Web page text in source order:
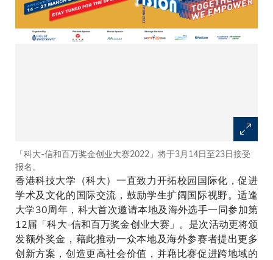
「科大-信和百万奖金创业大赛2022」将于3月14日至23日接受
报名。
香港科技大学（科大）一直致力开拓校园国际化，促进
学术及文化的国际交流，鼓励学生扩阔国际视野。适逢
大学30周年，科大首次邀请本地及海外选手一同参加第
12届「科大-信和百万奖金创业大赛」。是次活动更将颁
发额外奖金，藉此推动一众本地及海外参赛者提出更多
创新方案，创造更高社会价值，并藉比赛促进跨地域的